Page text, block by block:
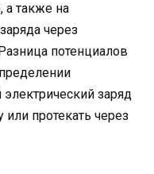
а также на
через
потенциалов
заряд
протекать через